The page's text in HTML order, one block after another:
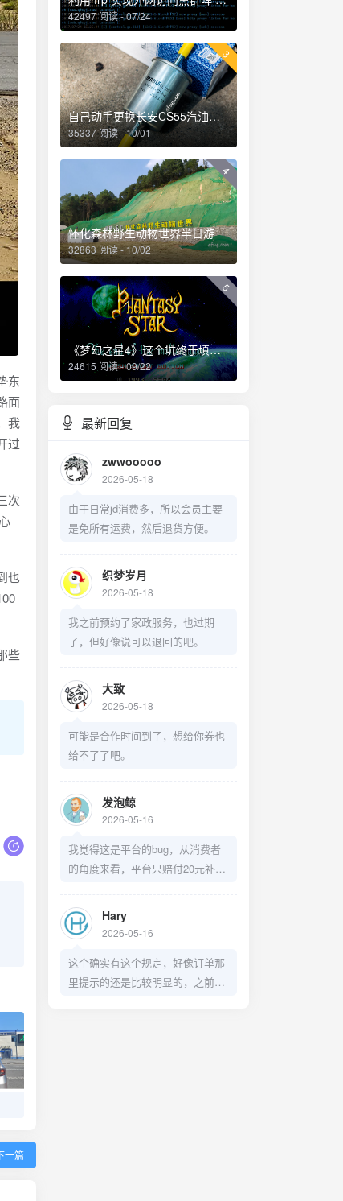
东
面
我
过
次
也
些
一篇
42497 阅读 - 07/24
3
自己动手更换长安CS55汽油滤芯、机油和机油滤芯
35337 阅读 - 10/01
4
怀化森林野生动物世界半日游
32863 阅读 - 10/02
5
《梦幻之星4》这个坑终于填上了！
24615 阅读 - 09/22
最新回复
zwwooooo
2026-05-18
由于日常jd消费多，所以会员主要
是免所有运费，然后退货方便。
织梦岁月
2026-05-18
我之前预约了家政服务，也过期
了，但好像说可以退回的吧。
大致
2026-05-18
可能是合作时间到了，想给你券也
给不了了吧。
发泡鲸
2026-05-16
我觉得这是平台的bug，从消费者
的角度来看，平台只赔付20元补偿
了。
Hary
2026-05-16
这个确实有这个规定，好像订单那
里提示的还是比较明显的，之前我